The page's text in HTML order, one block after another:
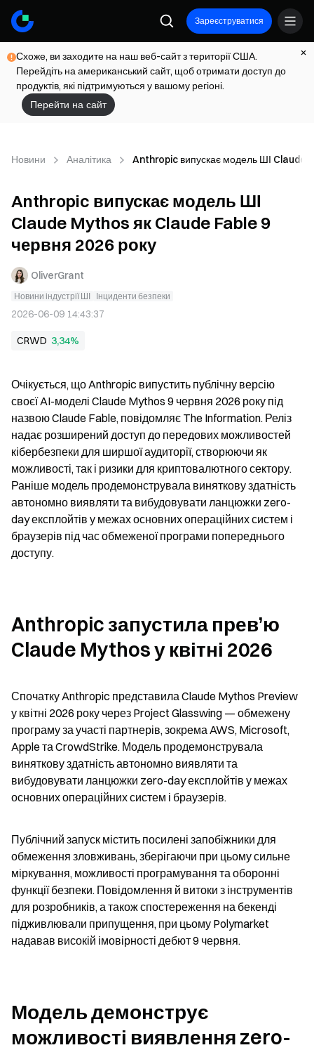
Зареєструватися
Схоже, ви заходите на наш веб-сайт з території США.
Перейдіть на американський сайт, щоб отримати доступ до
продуктів, які підтримуються у вашому регіоні.
Перейти на сайт
Новини Аналітика Anthropic випускає модель ШІ Claude
Anthropic випускає модель ШІ
Claude Mythos як Claude Fable 9
червня 2026 року
OliverGrant
Новини індустрії ШІ Інциденти безпеки
2026-06-09 14:43:37
CRWD 3,34%
Очікується, що Anthropic випустить публічну версію
своєї AI-моделі Claude Mythos 9 червня 2026 року під
назвою Claude Fable, повідомляє The Information. Реліз
надає розширений доступ до передових можливостей
кібербезпеки для ширшої аудиторії, створюючи як
можливості, так і ризики для криптовалютного сектору.
Раніше модель продемонструвала виняткову здатність
автономно виявляти та вибудовувати ланцюжки zero-
day експлойтів у межах основних операційних систем і
браузерів під час обмеженої програми попереднього
доступу.
Anthropic запустила прев’ю
Claude Mythos у квітні 2026
Спочатку Anthropic представила Claude Mythos Preview
у квітні 2026 року через Project Glasswing — обмежену
програму за участі партнерів, зокрема AWS, Microsoft,
Apple та CrowdStrike. Модель продемонструвала
виняткову здатність автономно виявляти та
вибудовувати ланцюжки zero-day експлойтів у межах
основних операційних систем і браузерів.
Публічний запуск містить посилені запобіжники для
обмеження зловживань, зберігаючи при цьому сильне
міркування, можливості програмування та оборонні
функції безпеки. Повідомлення й витоки з інструментів
для розробників, а також спостереження на бекенді
підживлювали припущення, при цьому Polymarket
надавав високій імовірності дебют 9 червня.
Модель демонструє
можливості виявлення zero-